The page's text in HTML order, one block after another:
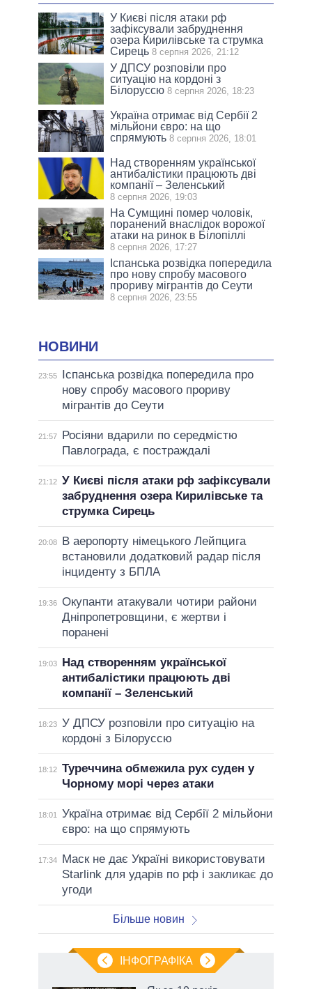
У Києві після атаки рф
зафіксували забруднення
озера Кирилівське та струмка
Сирець 8 серпня 2026, 21:12
У ДПСУ розповіли про
ситуацію на кордоні з
Білоруссю 8 серпня 2026, 18:23
Україна отримає від Сербії 2
мільйони євро: на що
спрямують 8 серпня 2026, 18:01
Над створенням української
антибалістики працюють дві
компанії – Зеленський
8 серпня 2026, 19:03
На Сумщині помер чоловік,
поранений внаслідок ворожої
атаки на ринок в Білопіллі
8 серпня 2026, 17:27
Іспанська розвідка попередила
про нову спробу масового
прориву мігрантів до Сеути
8 серпня 2026, 23:55
НОВИНИ
23:55
Іспанська розвідка попередила про
нову спробу масового прориву
мігрантів до Сеути
21:57
Росіяни вдарили по середмістю
Павлограда, є постраждалі
21:12 У Києві після атаки рф зафіксували
забруднення озера Кирилівське та
струмка Сирець
20:08
В аеропорту німецького Лейпцига
встановили додатковий радар після
інциденту з БПЛА
19:36 Окупанти атакували чотири райони
Дніпропетровщини, є жертви і
поранені
19:03
Над створенням української
антибалістики працюють дві
компанії – Зеленський
18:23 У ДПСУ розповіли про ситуацію на
кордоні з Білоруссю
18:12 Туреччина обмежила рух суден у
Чорному морі через атаки
18:01
Україна отримає від Сербії 2 мільйони
євро: на що спрямують
17:34
Маск не дає Україні використовувати
Starlink для ударів по рф і закликає до
угоди
Більше новин
ІНФОГРАФІКА